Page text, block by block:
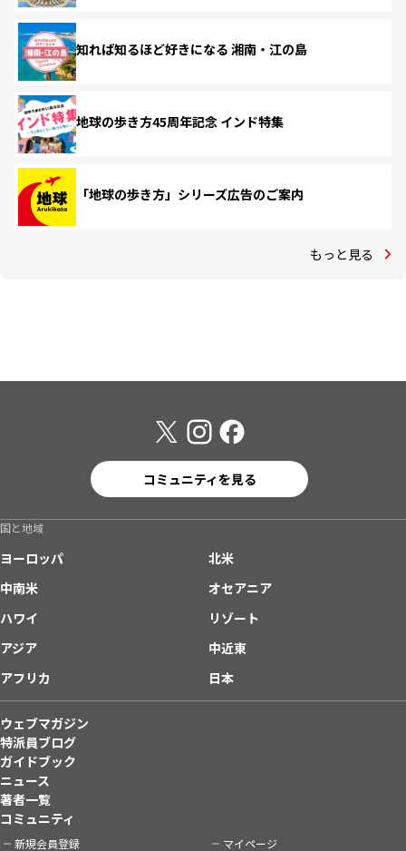
知れば知るほど好きになる 湘南・江の島
地球の歩き方45周年記念 インド特集
「地球の歩き方」シリーズ広告のご案内
もっと見る
コミュニティを見る
国と地域
ヨーロッパ
北米
中南米
オセアニア
ハワイ
リゾート
アジア
中近東
アフリカ
日本
ウェブマガジン
特派員ブログ
ガイドブック
ニュース
著者一覧
コミュニティ
新規会員登録 マイページ